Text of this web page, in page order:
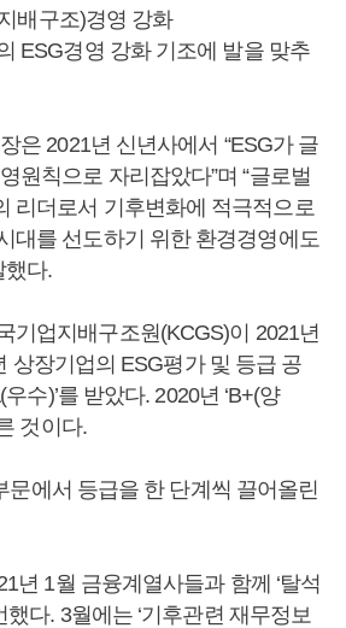
배구조)경영 강화
ESG경영 강화 기조에 발을 맞추
은 2021년 신년사에서 “ESG가 글
원칙으로 자리잡았다”며 “글로벌
리더로서 기후변화에 적극적으로
대를 선도하기 위한 환경경영에도
했다.
기업지배구조원(KCGS)이 2021년
상장기업의 ESG평가 및 등급 공
우수)’를 받았다. 2020년 ‘B+(양
것이다.
문에서 등급을 한 단계씩 끌어올린
년 1월 금융계열사들과 함께 ‘탈석
했다. 3월에는 ‘기후관련 재무정보